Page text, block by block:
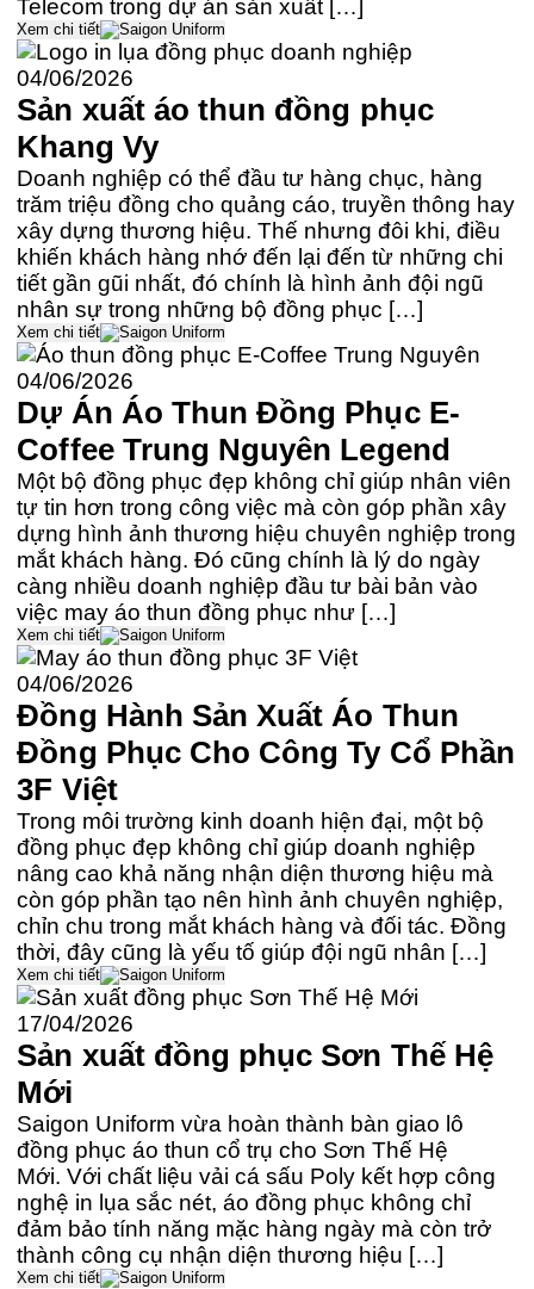
Telecom trong dự án sản xuất […]
Xem chi tiết
04/06/2026
Sản xuất áo thun đồng phục
Khang Vy
Doanh nghiệp có thể đầu tư hàng chục, hàng
trăm triệu đồng cho quảng cáo, truyền thông hay
xây dựng thương hiệu. Thế nhưng đôi khi, điều
khiến khách hàng nhớ đến lại đến từ những chi
tiết gần gũi nhất, đó chính là hình ảnh đội ngũ
nhân sự trong những bộ đồng phục […]
Xem chi tiết
04/06/2026
Dự Án Áo Thun Đồng Phục E-
Coffee Trung Nguyên Legend
Một bộ đồng phục đẹp không chỉ giúp nhân viên
tự tin hơn trong công việc mà còn góp phần xây
dựng hình ảnh thương hiệu chuyên nghiệp trong
mắt khách hàng. Đó cũng chính là lý do ngày
càng nhiều doanh nghiệp đầu tư bài bản vào
việc may áo thun đồng phục như […]
Xem chi tiết
04/06/2026
Đồng Hành Sản Xuất Áo Thun
Đồng Phục Cho Công Ty Cổ Phần
3F Việt
Trong môi trường kinh doanh hiện đại, một bộ
đồng phục đẹp không chỉ giúp doanh nghiệp
nâng cao khả năng nhận diện thương hiệu mà
còn góp phần tạo nên hình ảnh chuyên nghiệp,
chỉn chu trong mắt khách hàng và đối tác. Đồng
thời, đây cũng là yếu tố giúp đội ngũ nhân […]
Xem chi tiết
17/04/2026
Sản xuất đồng phục Sơn Thế Hệ
Mới
Saigon Uniform vừa hoàn thành bàn giao lô
đồng phục áo thun cổ trụ cho Sơn Thế Hệ
Mới. Với chất liệu vải cá sấu Poly kết hợp công
nghệ in lụa sắc nét, áo đồng phục không chỉ
đảm bảo tính năng mặc hàng ngày mà còn trở
thành công cụ nhận diện thương hiệu […]
Xem chi tiết